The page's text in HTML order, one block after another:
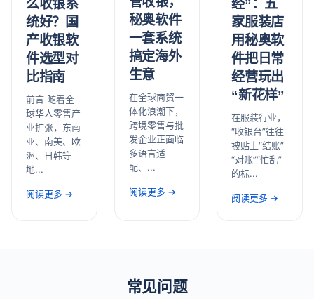
么收银系
统好？国
产收银软
件选型对
比指南
前言 随着全
球华人零售产
业扩张，东南
亚、南美、欧
洲、日韩等
地...
阅读更多 →
秘奥软件
一套系统
搞定海外
生意
在全球商贸一
体化浪潮下，
跨境零售与批
发企业正面临
多语言适
配、...
阅读更多 →
经”：五
家服装店
用秘奥软
件把日常
经营玩出
“新花样”
在服装行业，
“收银台”往往
被贴上“结账”
“对账”“忙乱”
的标...
阅读更多 →
常见问题